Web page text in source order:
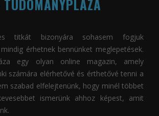
titkát bizonyára sohasem fogjuk
érhetnek bennünket meglepetések.
egy olyan online magazin, amely
számára elérhetővé és érthetővé tenni a
szabad elfelejtenünk, hogy minél többet
ismerünk ahhoz képest, amit